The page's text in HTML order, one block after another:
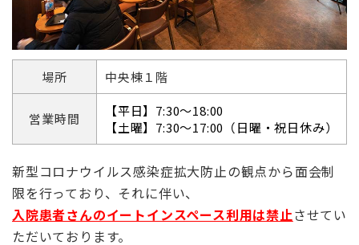
場所 中央棟１階
営業時間
【平日】7:30～18:00
【土曜】7:30～17:00（日曜・祝日休み）
新型コロナウイルス感染症拡大防止の観点から面会制
限を行っており、それに伴い、
入院患者さんのイートインスペース利用は禁止させてい
ただいております。